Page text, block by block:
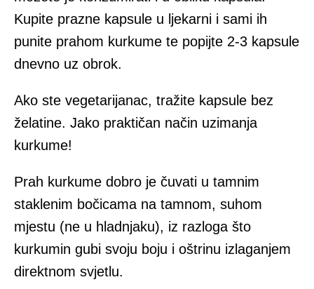
Kupite prazne kapsule u ljekarni i sami ih
punite prahom kurkume te popijte 2-3 kapsule
dnevno uz obrok.
Ako ste vegetarijanac, tražite kapsule bez
želatine. Jako praktičan način uzimanja
kurkume!
Prah kurkume dobro je čuvati u tamnim
staklenim bočicama na tamnom, suhom
mjestu (ne u hladnjaku), iz razloga što
kurkumin gubi svoju boju i oštrinu izlaganjem
direktnom svjetlu.